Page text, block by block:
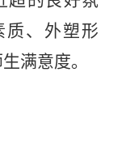
质、外塑形
满意度。